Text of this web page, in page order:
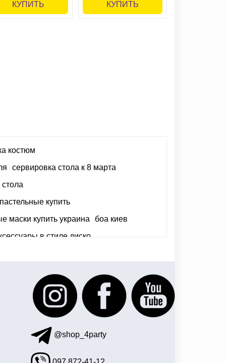
КУПИТЬ КУПИТЬ
костюм
сервировка стола к 8 марта
купить
маски купить украина
боа киев
в стиле диско
@shop_4party